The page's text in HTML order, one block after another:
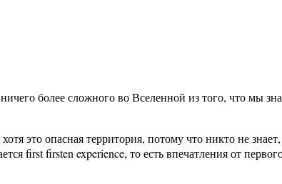
более сложного во Вселенной из того, что мы
это опасная территория, потому что никто не
first firsten experience, то есть впечатления от